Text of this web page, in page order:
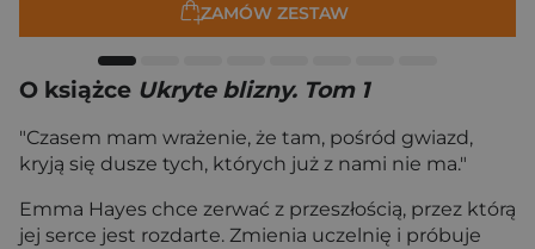
ZAMÓW ZESTAW
O książce Ukryte blizny. Tom 1
"Czasem mam wrażenie, że tam, pośród gwiazd,
kryją się dusze tych, których już z nami nie ma."
Emma Hayes chce zerwać z przeszłością, przez którą
jej serce jest rozdarte. Zmienia uczelnię i próbuje